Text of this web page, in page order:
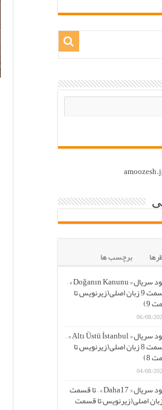
برچسب ها
دانلود سریال « Doğanın Kanunu » –
تا قسمت 9 زبان اصلی(زیرنویس تا
9)
06/08/
دانلود سریال « Altı Üstü İstanbul » –
تا قسمت 8 زبان اصلی(زیرنویس تا
8)
04/08/
دانلود سریال « Daha17 » – تا قسمت
10 زبان اصلی(زیرنویس تا قسمت